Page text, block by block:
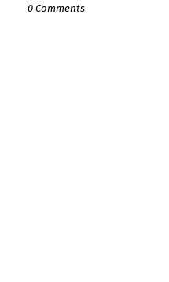
0 Comments